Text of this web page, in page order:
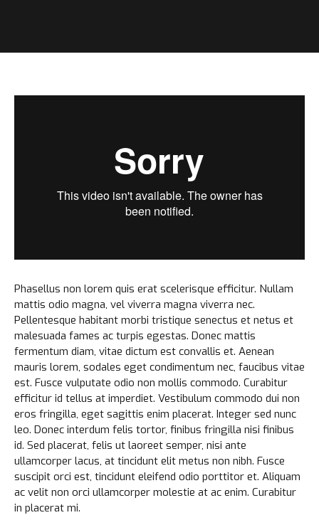
Phasellus non lorem quis erat scelerisque efficitur. Nullam
mattis odio magna, vel viverra magna viverra nec.
Pellentesque habitant morbi tristique senectus et netus et
malesuada fames ac turpis egestas. Donec mattis
fermentum diam, vitae dictum est convallis et. Aenean
mauris lorem, sodales eget condimentum nec, faucibus vitae
est. Fusce vulputate odio non mollis commodo. Curabitur
efficitur id tellus at imperdiet. Vestibulum commodo dui non
eros fringilla, eget sagittis enim placerat. Integer sed nunc
leo. Donec interdum felis tortor, finibus fringilla nisi finibus
id. Sed placerat, felis ut laoreet semper, nisi ante
ullamcorper lacus, at tincidunt elit metus non nibh. Fusce
suscipit orci est, tincidunt eleifend odio porttitor et. Aliquam
ac velit non orci ullamcorper molestie at ac enim. Curabitur
in placerat mi.